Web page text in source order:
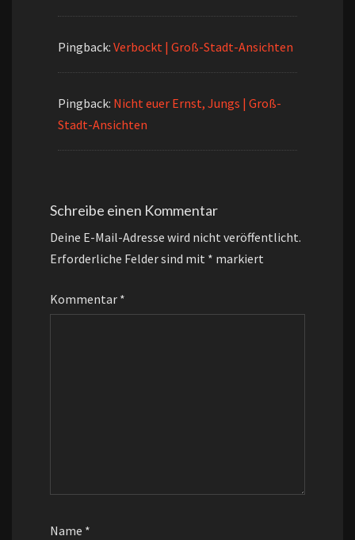
Pingback: Verbockt | Groß-Stadt-Ansichten
Pingback: Nicht euer Ernst, Jungs | Groß-
Stadt-Ansichten
Schreibe einen Kommentar
Deine E-Mail-Adresse wird nicht veröffentlicht.
Erforderliche Felder sind mit * markiert
Kommentar *
Name *